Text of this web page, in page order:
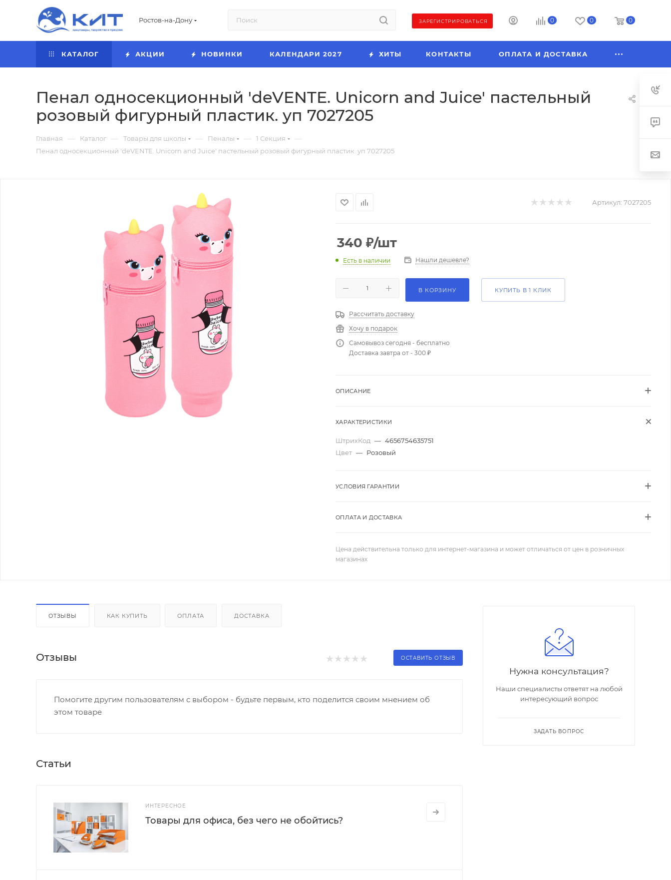
Ростов-на-Дону ЗАРЕГИСТРИРОВАТЬСЯ 0 0 0
КАТАЛОГ АКЦИИ НОВИНКИ КАЛЕНДАРИ 2027 ХИТЫ КОНТАКТЫ ОПЛАТА И ДОСТАВКА
Пенал односекционный 'deVENTE. Unicorn and Juice' пастельный
розовый фигурный пластик. уп 7027205
Главная — Каталог — Товары для школы — Пеналы — 1 Секция —
Пенал односекционный 'deVENTE. Unicorn and Juice' пастельный розовый фигурный пластик. уп 7027205
Артикул: 7027205
340 ₽/шт
Есть в наличии Нашли дешевле?
В КОРЗИНУ КУПИТЬ В 1 КЛИК
Рассчитать доставку
Хочу в подарок
Самовывоз сегодня - бесплатно
Доставка завтра от - 300 ₽
ОПИСАНИЕ
ХАРАКТЕРИСТИКИ
ШтрихКод — 4656754635751
Цвет — Розовый
УСЛОВИЯ ГАРАНТИИ
ОПЛАТА И ДОСТАВКА
Цена действительна только для интернет-магазина и может отличаться от цен в розничных
магазинах
ОТЗЫВЫ КАК КУПИТЬ ОПЛАТА ДОСТАВКА
Отзывы ОСТАВИТЬ ОТЗЫВ
Помогите другим пользователям с выбором - будьте первым, кто поделится своим мнением об
этом товаре
Статьи
ИНТЕРЕСНОЕ
Товары для офиса, без чего не обойтись?
Нужна консультация?
Наши специалисты ответят на любой
интересующий вопрос
ЗАДАТЬ ВОПРОС